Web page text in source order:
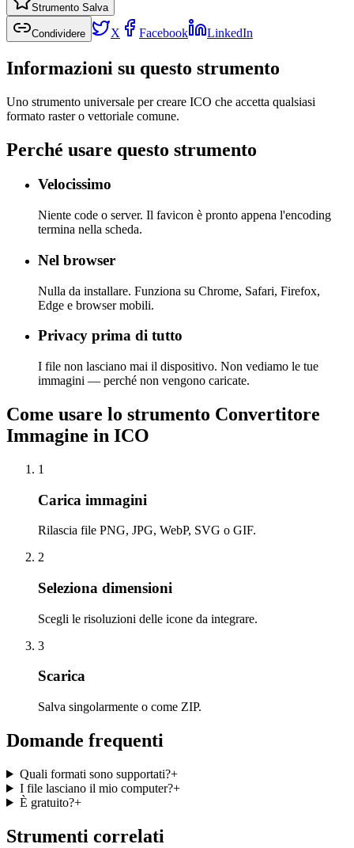
Strumento Salva
Condividere X Facebook LinkedIn
Informazioni su questo strumento
Uno strumento universale per creare ICO che accetta qualsiasi
formato raster o vettoriale comune.
Perché usare questo strumento
Velocissimo
Niente code o server. Il favicon è pronto appena l'encoding
termina nella scheda.
Nel browser
Nulla da installare. Funziona su Chrome, Safari, Firefox,
Edge e browser mobili.
Privacy prima di tutto
I file non lasciano mai il dispositivo. Non vediamo le tue
immagini — perché non vengono caricate.
Come usare lo strumento Convertitore
Immagine in ICO
1
Carica immagini
Rilascia file PNG, JPG, WebP, SVG o GIF.
2
Seleziona dimensioni
Scegli le risoluzioni delle icone da integrare.
3
Scarica
Salva singolarmente o come ZIP.
Domande frequenti
Quali formati sono supportati?+
I file lasciano il mio computer?+
È gratuito?+
Strumenti correlati